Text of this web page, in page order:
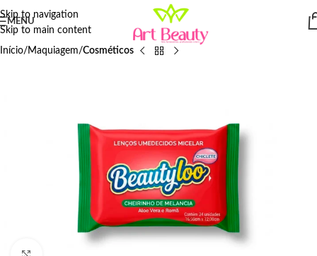
Skip to navigation
Skip to main content
MENU
Início Maquiagem Cosméticos